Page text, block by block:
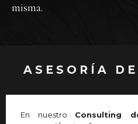
misma.
ASESORÍA
En nuestro Consulting